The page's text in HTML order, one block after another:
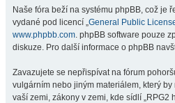
Naše fóra beží na systému phpBB, což je
vydané pod licencí „General Public
www.phpbb.com. phpBB software pouze
diskuze. Pro další informace o phpBB
Zavazujete se nepřispívat na fórum
vulgárním nebo jiným materiálem, který
vaší zemi, zákony v zemi, kde sídlí „RPG2